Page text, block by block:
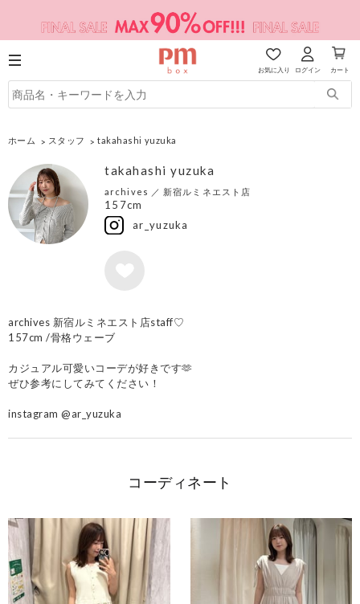
お気に入り ログイン カート
ホーム スタッフ takahashi yuzuka
takahashi yuzuka
archives ／ 新宿ルミネエスト店
157cm
ar_yuzuka
archives 新宿ルミネエスト店staff♡
157cm /骨格ウェーブ
カジュアル可愛いコーデが好きです🫶
ぜひ参考にしてみてください！
instagram @ar_yuzuka
コーディネート